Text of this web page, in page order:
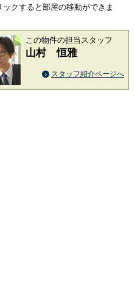
クすると部屋の移動ができま
この物件の担当スタッフ
山村 恒雅
スタッフ紹介ページへ